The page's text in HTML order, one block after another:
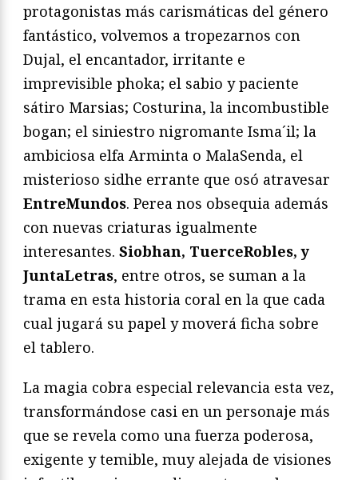
protagonistas más carismáticas del género
fantástico, volvemos a tropezarnos con
Dujal, el encantador, irritante e
imprevisible phoka; el sabio y paciente
sátiro Marsias; Costurina, la incombustible
bogan; el siniestro nigromante Isma´il; la
ambiciosa elfa Arminta o MalaSenda, el
misterioso sidhe errante que osó atravesar
EntreMundos. Perea nos obsequia además
con nuevas criaturas igualmente
interesantes. Siobhan, TuerceRobles, y
JuntaLetras, entre otros, se suman a la
trama en esta historia coral en la que cada
cual jugará su papel y moverá ficha sobre
el tablero.
La magia cobra especial relevancia esta vez,
transformándose casi en un personaje más
que se revela como una fuerza poderosa,
exigente y temible, muy alejada de visiones